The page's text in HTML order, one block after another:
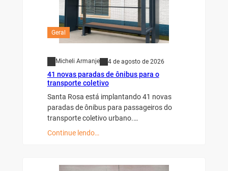
Geral
Micheli Armanje 4 de agosto de 2026
41 novas paradas de ônibus para o
transporte coletivo
Santa Rosa está implantando 41 novas
paradas de ônibus para passageiros do
transporte coletivo urbano.…
Continue lendo…